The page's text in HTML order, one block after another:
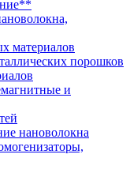
материалов
порошков
и
нановолокна